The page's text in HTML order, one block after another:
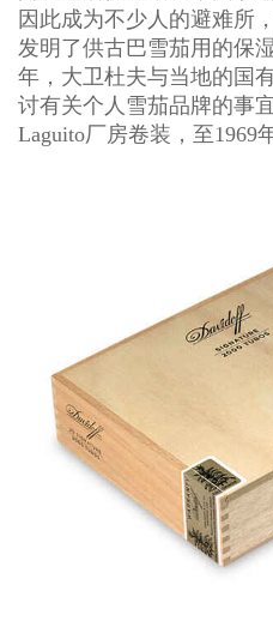
因此成为不少人的避难所
发明了供古巴雪茄用的保
年，大卫杜夫与当地的国
讨有关个人雪茄品牌的事
Laguito厂房卷装，至1969